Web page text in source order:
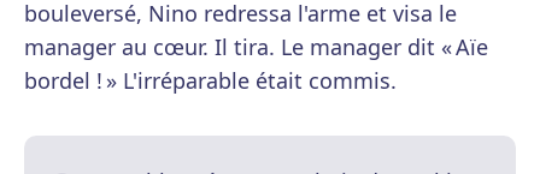
bouleversé, Nino redressa l'arme et visa le
manager au cœur. Il tira. Le manager dit « Aïe
bordel ! » L'irréparable était commis.